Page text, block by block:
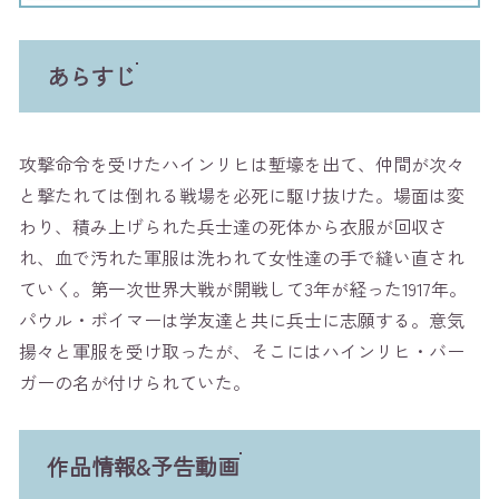
あらすじ
攻撃命令を受けたハインリヒは塹壕を出て、仲間が次々
と撃たれては倒れる戦場を必死に駆け抜けた。場面は変
わり、積み上げられた兵士達の死体から衣服が回収さ
れ、血で汚れた軍服は洗われて女性達の手で縫い直され
ていく。第一次世界大戦が開戦して3年が経った1917年。
パウル・ボイマーは学友達と共に兵士に志願する。意気
揚々と軍服を受け取ったが、そこにはハインリヒ・バー
ガーの名が付けられていた。
作品情報&予告動画